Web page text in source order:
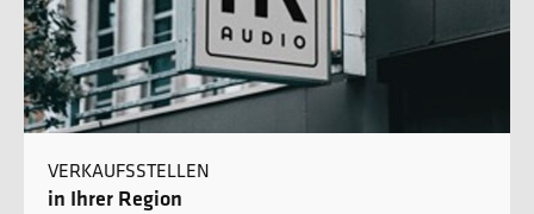
VERKAUFSSTELLEN
in Ihrer Region